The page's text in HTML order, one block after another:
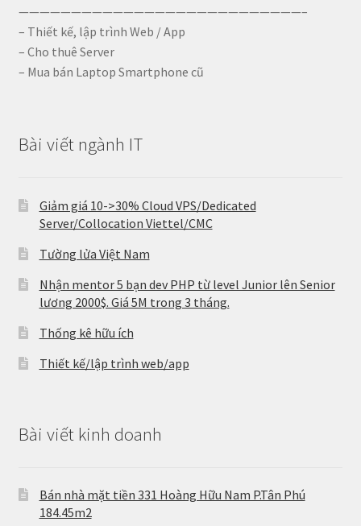
———————————————————————————–
– Thiết kế, lập trình Web / App
– Cho thuê Server
– Mua bán Laptop Smartphone cũ
Bài viết ngành IT
Giảm giá 10->30% Cloud VPS/Dedicated
Server/Collocation Viettel/CMC
Tường lửa Việt Nam
Nhận mentor 5 bạn dev PHP từ level Junior lên Senior
lương 2000$. Giá 5M trong 3 tháng.
Thống kê hữu ích
Thiết kế/lập trình web/app
Bài viết kinh doanh
Bán nhà mặt tiền 331 Hoàng Hữu Nam P.Tân Phú
184.45m2